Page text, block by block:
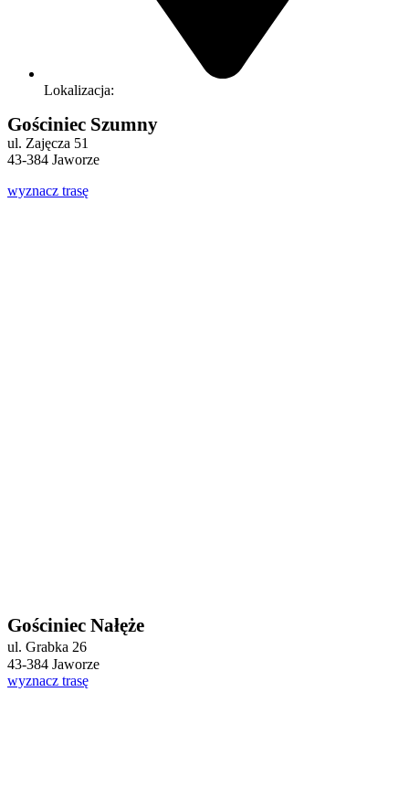
Lokalizacja:
Gościniec Szumny
ul. Zajęcza 51
43-384 Jaworze
wyznacz trasę
Gościniec Nałęże
ul. Grabka 26
43-384 Jaworze
wyznacz trasę